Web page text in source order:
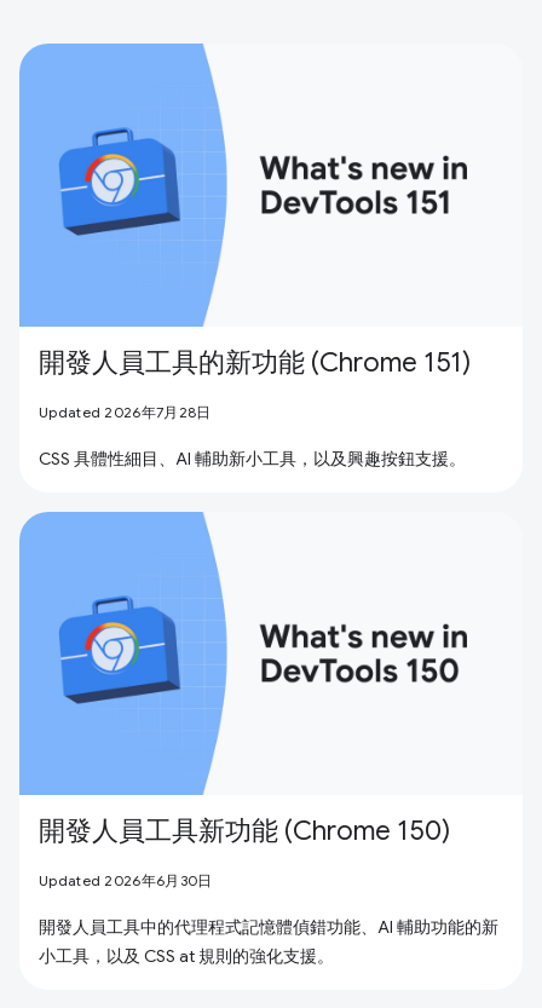
開發人員工具的新功能 (Chrome 151)
Updated 2026年7月28日
CSS 具體性細目、AI 輔助新小工具，以及興趣按鈕支援。
開發人員工具新功能 (Chrome 150)
Updated 2026年6月30日
開發人員工具中的代理程式記憶體偵錯功能、AI 輔助功能的新
小工具，以及 CSS at 規則的強化支援。